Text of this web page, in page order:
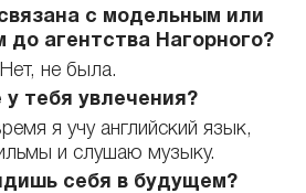
с модельным или
агентства Нагорного?
Нет, не была.
у тебя увлечения?
я учу английский язык,
и слушаю музыку.
себя в будущем?